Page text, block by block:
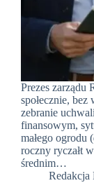
Prezes zarządu
społecznie,
zebranie
finansowym,
małego ogrodu
roczny ryczałt
średnim…
Redakcja